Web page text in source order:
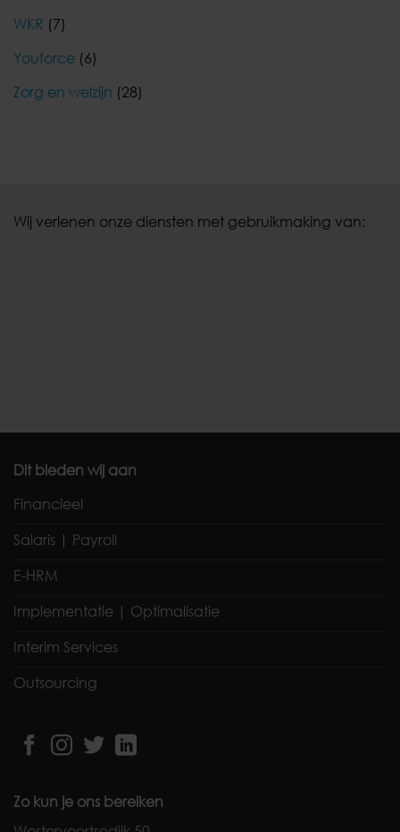
WKR (7)
Youforce (6)
Zorg en welzijn (28)
Wij verlenen onze diensten met gebruikmaking van:
Dit bieden wij aan
Financieel
Salaris | Payroll
E-HRM
Implementatie | Optimalisatie
Interim Services
Outsourcing
Zo kun je ons bereiken